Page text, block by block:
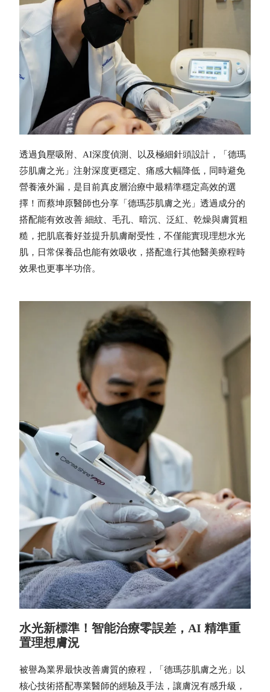
透過負壓吸附、AI深度偵測、以及極細針頭設計，「德瑪
莎肌膚之光」注射深度更穩定、痛感大幅降低，同時避免
營養液外漏，是目前真皮層治療中最精準穩定高效的選
擇！而蔡坤原醫師也分享「德瑪莎肌膚之光」透過成分的
搭配能有效改善 細紋、毛孔、暗沉、泛紅、乾燥與膚質粗
糙，把肌底養好並提升肌膚耐受性，不僅能實現理想水光
肌，日常保養品也能有效吸收，搭配進行其他醫美療程時
效果也更事半功倍。
水光新標準！智能治療零誤差，AI 精準重
置理想膚況
被譽為業界最快改善膚質的療程，「德瑪莎肌膚之光」以
核心技術搭配專業醫師的經驗及手法，讓膚況有感升級，